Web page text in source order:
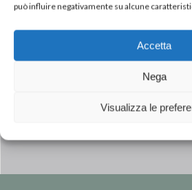
può influire negativamente su alcune
Accetta
Nega
Visualizza le
Next Post
COLDIRETTI, INALCA E
DELLA CARNE BOVINA